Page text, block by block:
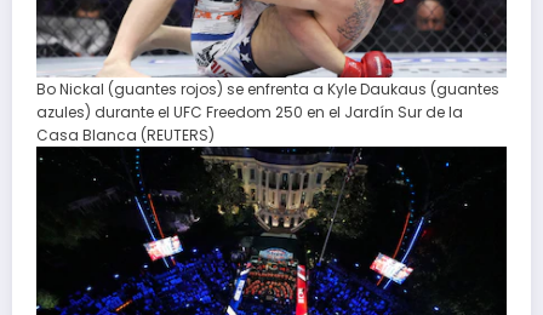
Bo Nickal (guantes rojos) se enfrenta a Kyle Daukaus (guantes
azules) durante el UFC Freedom 250 en el Jardín Sur de la
Casa Blanca (REUTERS)